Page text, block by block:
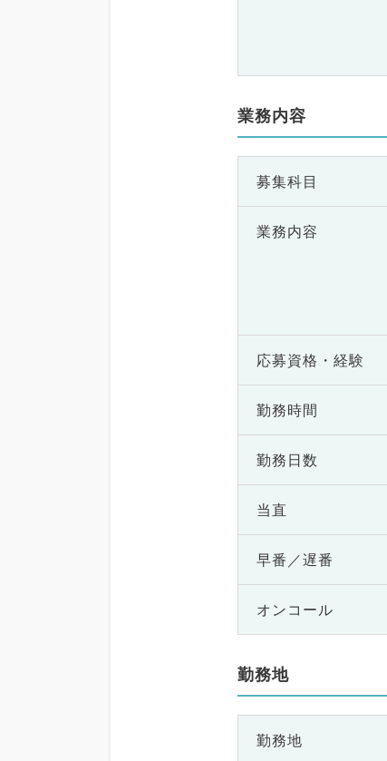
業務内容
募集科目
業務内容
応募資格・ 経験
勤務時間
勤務日数
当直
早番／遅番
オンコール
勤務地
勤務地